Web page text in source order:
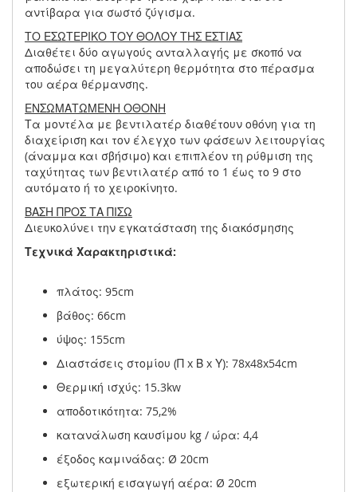
αντίβαρα για σωστό ζύγισμα.
ΤΟ ΕΣΩΤΕΡΙΚΟ ΤΟΥ ΘΟΛΟΥ ΤΗΣ ΕΣΤΙΑΣ
Διαθέτει δύο αγωγούς ανταλλαγής με σκοπό να
αποδώσει τη μεγαλύτερη θερμότητα στο πέρασμα
του αέρα θέρμανσης.
ΕΝΣΩΜΑΤΩΜΕΝΗ ΟΘΟΝΗ
Τα μοντέλα με βεντιλατέρ διαθέτουν οθόνη για τη
διαχείριση και τον έλεγχο των φάσεων λειτουργίας
(άναμμα και σβήσιμο) και επιπλέον τη ρύθμιση της
ταχύτητας των βεντιλατέρ από το 1 έως το 9 στο
αυτόματο ή το χειροκίνητο.
ΒΑΣΗ ΠΡΟΣ ΤΑ ΠΙΣΩ
Διευκολύνει την εγκατάσταση της διακόσμησης
Τεχνικά Χαρακτηριστικά:
πλάτος: 95cm
βάθος: 66cm
ύψος: 155cm
Διαστάσεις στομίου (Π x Β x Υ): 78x48x54cm
Θερμική ισχύς: 15.3kw
αποδοτικότητα: 75,2%
κατανάλωση καυσίμου kg / ώρα: 4,4
έξοδος καμινάδας: Ø 20cm
εξωτερική εισαγωγή αέρα: Ø 20cm